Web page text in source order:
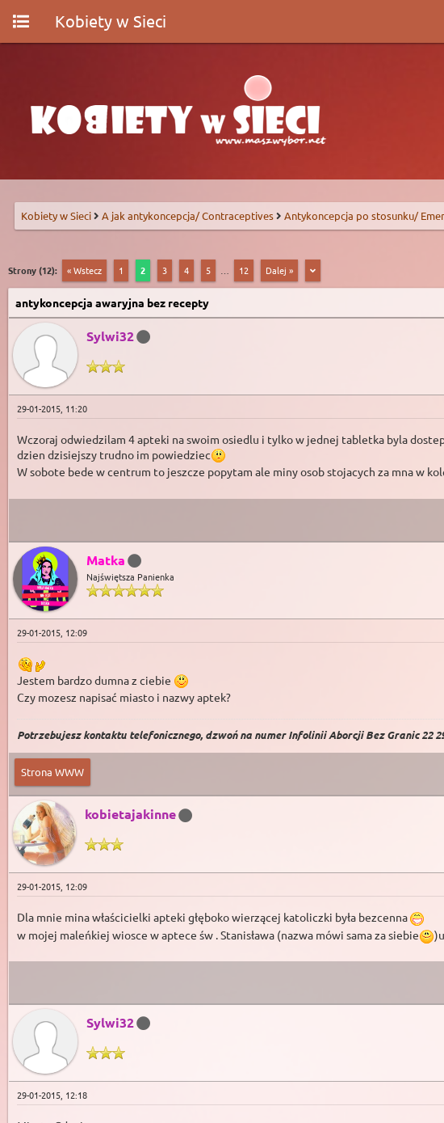
Kobiety w Sieci
Kobiety w Sieci A jak antykoncepcja/ Contraceptives Antykoncepcja po stosunku/
Strony (12): « Wstecz 1 2 3 4 5 12 Dalej »
antykoncepcja awaryjna bez recepty
Sylwi32
29-01-2015, 11:20
Wczoraj odwiedzilam 4 apteki na swoim osiedlu i tylko w jednej tabletka byla
dzien dzisiejszy trudno im powiedziec
W sobote bede w centrum to jeszcze popytam ale miny osob stojacych za mna w
Matka
Najświętsza Panienka
29-01-2015, 12:09
Jestem bardzo dumna z ciebie
Czy mozesz napisać miasto i nazwy aptek?
Potrzebujesz kontaktu telefonicznego, dzwoń na numer Infolinii Aborcji Bez Granic 22 29
Strona WWW
kobietajakinne
29-01-2015, 12:09
Dla mnie mina właścicielki apteki głęboko wierzącej katoliczki była bezcenna
w mojej maleńkiej wiosce w aptece św . Stanisława (nazwa mówi sama za siebie
Sylwi32
29-01-2015, 12:18